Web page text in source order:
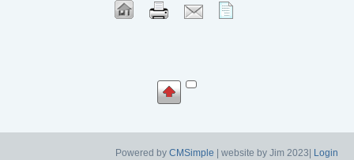
Powered by CMSimple | website by Jim 2023| Login